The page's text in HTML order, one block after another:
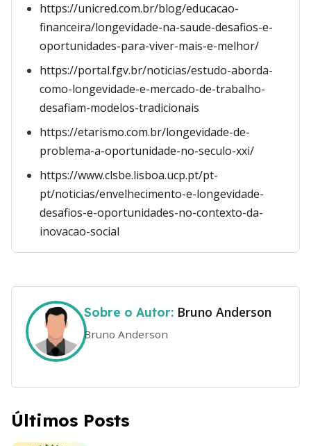
https://unicred.com.br/blog/educacao-
financeira/longevidade-na-saude-desafios-e-
oportunidades-para-viver-mais-e-melhor/
https://portal.fgv.br/noticias/estudo-aborda-
como-longevidade-e-mercado-de-trabalho-
desafiam-modelos-tradicionais
https://etarismo.com.br/longevidade-de-
problema-a-oportunidade-no-seculo-xxi/
https://www.clsbe.lisboa.ucp.pt/pt-
pt/noticias/envelhecimento-e-longevidade-
desafios-e-oportunidades-no-contexto-da-
inovacao-social
Sobre o Autor: Bruno Anderson
Bruno Anderson
Últimos Posts